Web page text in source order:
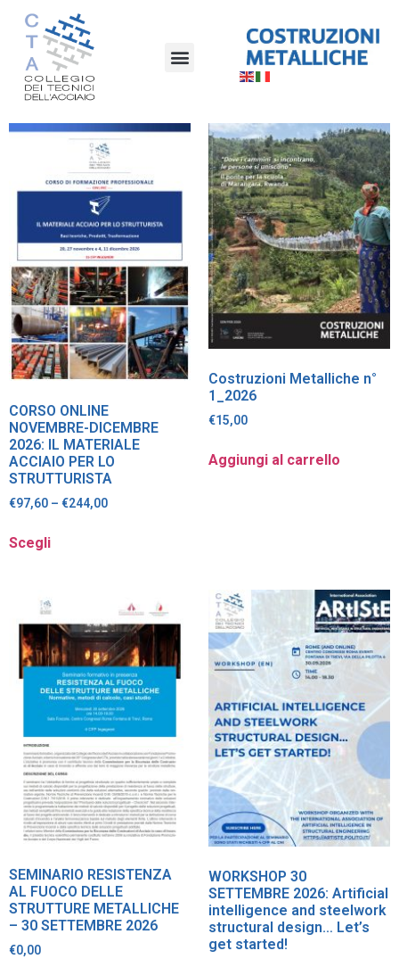
CORSO ONLINE
NOVEMBRE-DICEMBRE
2026: IL MATERIALE
ACCIAIO PER LO
STRUTTURISTA
€97,60 – €244,00
Scegli
Costruzioni Metalliche n°
1_2026
€15,00
Aggiungi al carrello
SEMINARIO RESISTENZA
AL FUOCO DELLE
STRUTTURE METALLICHE
– 30 SETTEMBRE 2026
€0,00
WORKSHOP 30
SETTEMBRE 2026: Artificial
intelligence and steelwork
structural design… Let’s
get started!